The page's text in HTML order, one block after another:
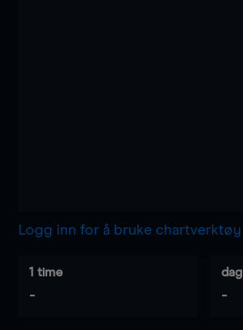
Logg inn for å bruke chartverktøy
1 time
-
dag
-